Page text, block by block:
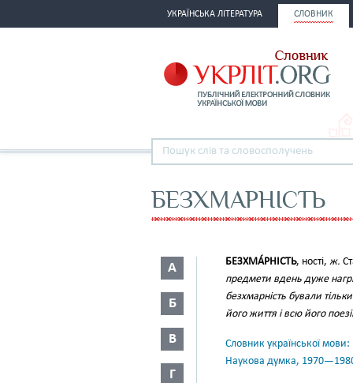
УКРАЇНСЬКА ЛІТЕРАТУРА СЛОВНИК
БЕЗХМАРНІСТЬ
А
Б
В
Г
БЕЗХМА́РНІСТЬ, ності, ж.
предмети вдень дуже
безхмарність бували
його життя і всю його
Словник української
Наукова думка,